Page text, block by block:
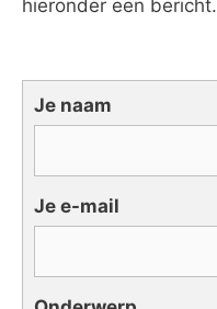
hieronder een bericht.
Je naam
Je e-mail